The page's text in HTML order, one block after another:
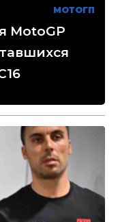
МОТОГП
MotoGP